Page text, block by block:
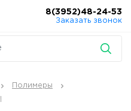
8(3952)48-24-53
Заказать звонок
Полимеры